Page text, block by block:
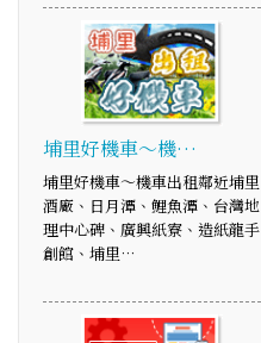
埔里好機車～機…
埔里好機車～機車出租鄰近埔里
酒廠、日月潭、鯉魚潭、台灣地
理中心碑、廣興紙寮、造紙龍手
創館、埔里…